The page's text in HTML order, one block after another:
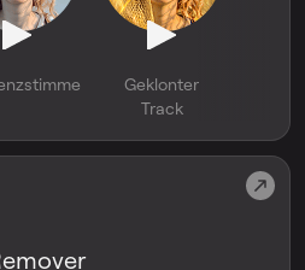
Geklonter
Track